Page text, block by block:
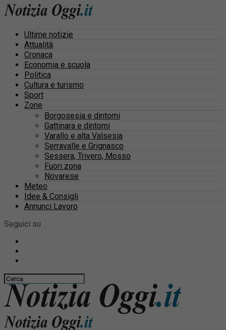
Ultime notizie
Attualità
Cronaca
Economia e scuola
Politica
Cultura e turismo
Sport
Zone
Borgosesia e dintorni
Gattinara e dintorni
Varallo e alta Valsesia
Serravalle e Grignasco
Sessera, Trivero, Mosso
Fuori zona
Novarese
Meteo
Idee & Consigli
Annunci Lavoro
Seguici su